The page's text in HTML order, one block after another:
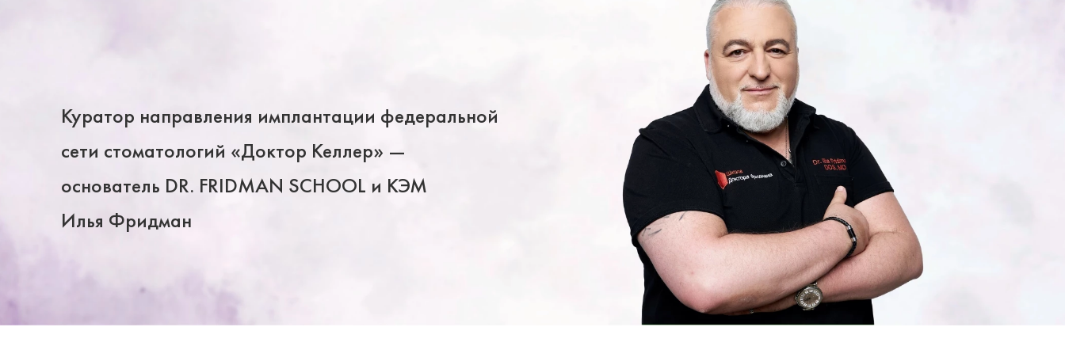
Куратор направления имплантации федеральной
сети стоматологий «Доктор Келлер» —
основатель DR. FRIDMAN SCHOOL и КЭМ
Илья Фридман